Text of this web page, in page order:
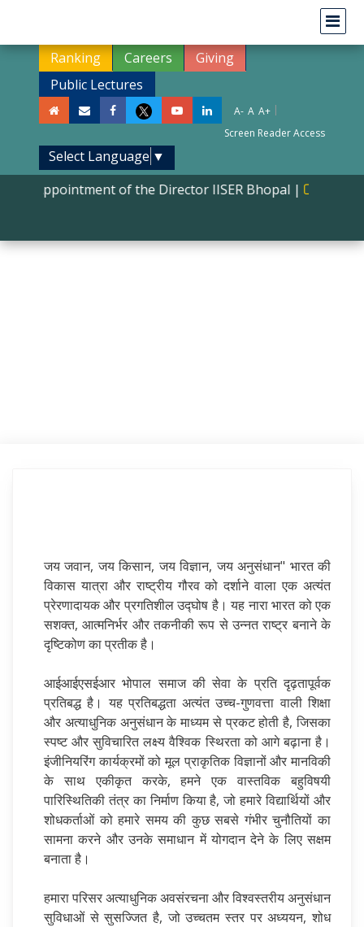
Ranking Careers
Giving
Public Lectures
A- A A+ |
Screen Reader Access
Select Language ▼
Appointment of the Director IISER Bhopal| Phd
जय जवान, जय किसान, जय विज्ञान, जय अनुसंधान" भारत की
विकास यात्रा और राष्ट्रीय गौरव को दर्शाने वाला एक अत्यंत
प्रेरणादायक और प्रगतिशील उद्घोष है। यह नारा भारत को एक
सशक्त, आत्मनिर्भर और तकनीकी रूप से उन्नत राष्ट्र बनाने के
दृष्टिकोण का प्रतीक है।
आईआईएसईआर भोपाल समाज की सेवा के प्रति दृढ़तापूर्वक
प्रतिबद्ध है। यह प्रतिबद्धता अत्यंत उच्च-गुणवत्ता वाली शिक्षा
और अत्याधुनिक अनुसंधान के माध्यम से प्रकट होती है, जिसका
स्पष्ट और सुविचारित लक्ष्य वैश्विक स्थिरता को आगे बढ़ाना है।
इंजीनियरिंग कार्यक्रमों को मूल प्राकृतिक विज्ञानों और मानविकी
के साथ एकीकृत करके, हमने एक वास्तविक बहुविषयी
पारिस्थितिकी तंत्र का निर्माण किया है, जो हमारे विद्यार्थियों और
शोधकर्ताओं को हमारे समय की कुछ सबसे गंभीर चुनौतियों का
सामना करने और उनके समाधान में योगदान देने के लिए सक्षम
बनाता है।
हमारा परिसर अत्याधुनिक अवसंरचना और विश्वस्तरीय अनुसंधान
सुविधाओं से सुसज्जित है, जो उच्चतम स्तर पर अध्ययन, शोध